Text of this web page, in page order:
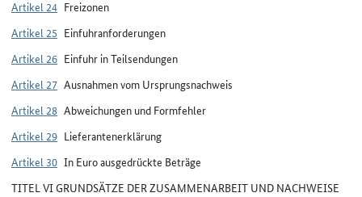
Artikel 24 Freizonen
Artikel 25 Einfuhranforderungen
Artikel 26 Einfuhr in Teilsendungen
Artikel 27 Ausnahmen vom Ursprungsnachweis
Artikel 28 Abweichungen und Formfehler
Artikel 29 Lieferantenerklärung
Artikel 30 In Euro ausgedrückte Beträge
TITEL VI GRUNDSÄTZE DER ZUSAMMENARBEIT UND NACHWEISE